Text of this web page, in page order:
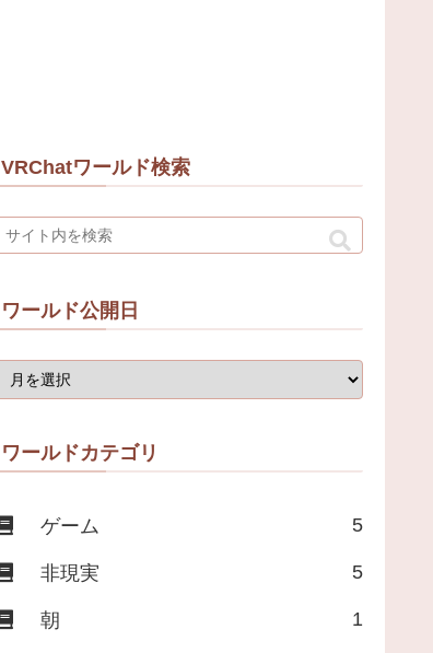
VRChatワールド検索
ワールド公開日
ワールドカテゴリ
ゲーム 5
非現実 5
朝 1